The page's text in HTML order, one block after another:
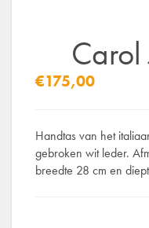
Carol
€175,00
Handtas van het
gebroken wit leder.
breedte 28 cm en